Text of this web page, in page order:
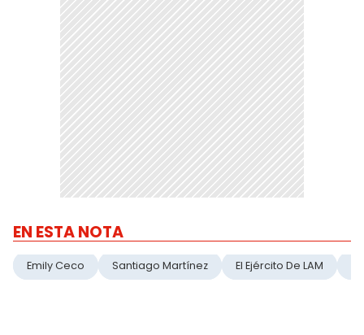
EN ESTA NOTA
Emily Ceco Santiago Martínez El Ejército De LAM